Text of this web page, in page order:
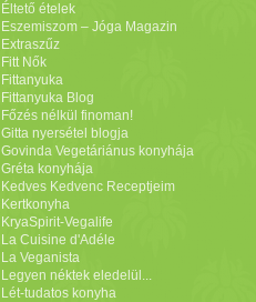
Éltető ételek
Eszemiszom – Jóga Magazin
Extraszűz
Fitt Nők
Fittanyuka
Fittanyuka Blog
Főzés nélkül finoman!
Gitta nyersétel blogja
Govinda Vegetáriánus konyhája
Gréta konyhája
Kedves Kedvenc Receptjeim
Kertkonyha
KryaSpirit-Vegalife
La Cuisine d'Adéle
La Veganista
Legyen néktek eledelül...
Lét-tudatos konyha